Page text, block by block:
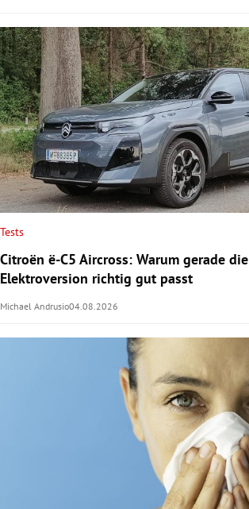
Tests
Citroën ë-C5 Aircross: Warum gerade die
Elektroversion richtig gut passt
Michael Andrusio04.08.2026